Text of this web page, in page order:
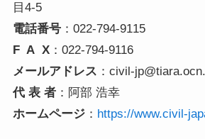
目4-5
電話番号：022-794-9115
F A X：022-794-9116
メールアドレス ：civil-
代 表 者：阿部 浩幸
ホームページ： https://www.civil-